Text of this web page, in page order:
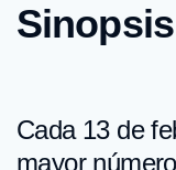
Sinopsis
Cada 13 de
mayor